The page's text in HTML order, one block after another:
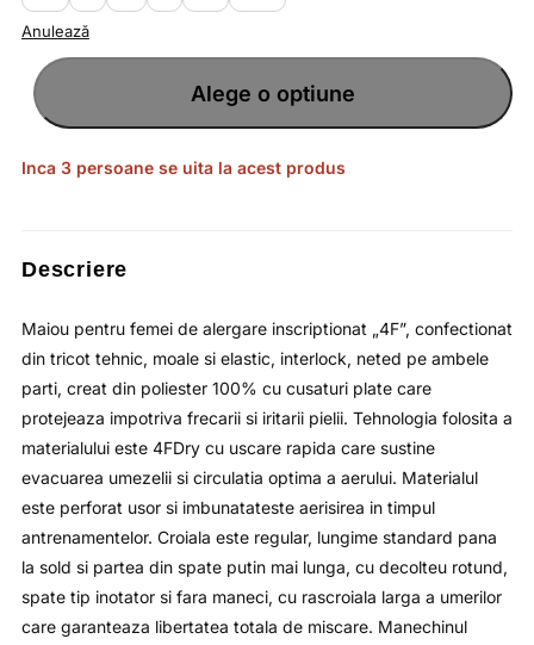
Anulează
Cantitate
Maiou
de
alergare
violet
pentru
din
tricot
4F
Alege o optiune
Inca 3 persoane se uita la acest produs
Descriere
Maiou pentru femei de alergare inscriptionat „4F”, confectionat
din tricot tehnic, moale si elastic, interlock, neted pe ambele
parti, creat din poliester 100% cu cusaturi plate care
protejeaza impotriva frecarii si iritarii pielii. Tehnologia folosita a
materialului este 4FDry cu uscare rapida care sustine
evacuarea umezelii si circulatia optima a aerului. Materialul
este perforat usor si imbunatateste aerisirea in timpul
antrenamentelor. Croiala este regular, lungime standard pana
la sold si partea din spate putin mai lunga, cu decolteu rotund,
spate tip inotator si fara maneci, cu rascroiala larga a umerilor
care garanteaza libertatea totala de miscare. Manechinul